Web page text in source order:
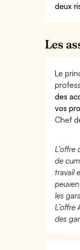
deux
Les
Le
des
vos
Chef
L’offre
de
travail
les
des